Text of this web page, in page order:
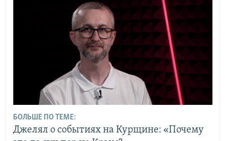
БОЛЬШЕ ПО ТЕМЕ:
Джелял о событиях на Курщине: «Почему